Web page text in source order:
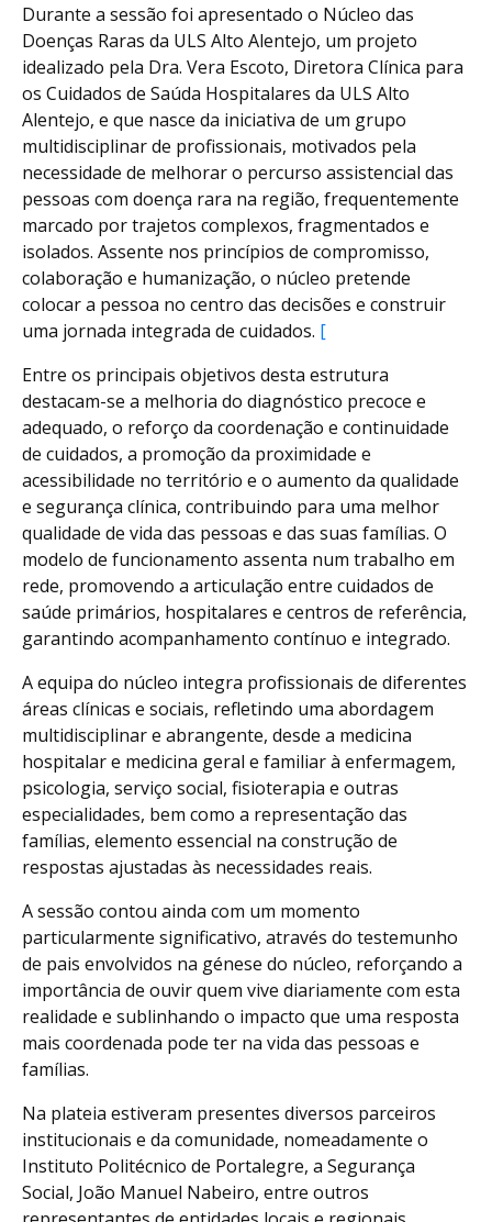
Durante a sessão foi apresentado o Núcleo das
Doenças Raras da ULS Alto Alentejo, um projeto
idealizado pela Dra. Vera Escoto, Diretora Clínica para
os Cuidados de Saúda Hospitalares da ULS Alto
Alentejo, e que nasce da iniciativa de um grupo
multidisciplinar de profissionais, motivados pela
necessidade de melhorar o percurso assistencial das
pessoas com doença rara na região, frequentemente
marcado por trajetos complexos, fragmentados e
isolados. Assente nos princípios de compromisso,
colaboração e humanização, o núcleo pretende
colocar a pessoa no centro das decisões e construir
uma jornada integrada de cuidados. [
Entre os principais objetivos desta estrutura
destacam-se a melhoria do diagnóstico precoce e
adequado, o reforço da coordenação e continuidade
de cuidados, a promoção da proximidade e
acessibilidade no território e o aumento da qualidade
e segurança clínica, contribuindo para uma melhor
qualidade de vida das pessoas e das suas famílias. O
modelo de funcionamento assenta num trabalho em
rede, promovendo a articulação entre cuidados de
saúde primários, hospitalares e centros de referência,
garantindo acompanhamento contínuo e integrado.
A equipa do núcleo integra profissionais de diferentes
áreas clínicas e sociais, refletindo uma abordagem
multidisciplinar e abrangente, desde a medicina
hospitalar e medicina geral e familiar à enfermagem,
psicologia, serviço social, fisioterapia e outras
especialidades, bem como a representação das
famílias, elemento essencial na construção de
respostas ajustadas às necessidades reais.
A sessão contou ainda com um momento
particularmente significativo, através do testemunho
de pais envolvidos na génese do núcleo, reforçando a
importância de ouvir quem vive diariamente com esta
realidade e sublinhando o impacto que uma resposta
mais coordenada pode ter na vida das pessoas e
famílias.
Na plateia estiveram presentes diversos parceiros
institucionais e da comunidade, nomeadamente o
Instituto Politécnico de Portalegre, a Segurança
Social, João Manuel Nabeiro, entre outros